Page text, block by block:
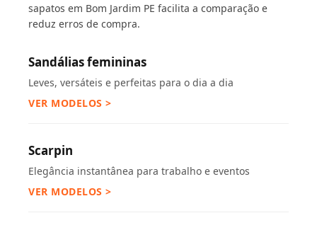
sapatos em Bom Jardim PE facilita a comparação e
reduz erros de compra.
Sandálias femininas
Leves, versáteis e perfeitas para o dia a dia
VER MODELOS >
Scarpin
Elegância instantânea para trabalho e eventos
VER MODELOS >